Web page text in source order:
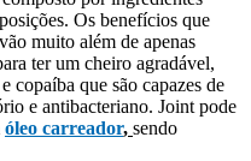
Os benefícios que
muito além de apenas
ter um cheiro agradável,
copaíba que são capazes de
e antibacteriano. Joint pode
óleo carreador, sendo